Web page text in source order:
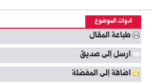
أدوات الموضوع
طباعة المقال
ارسل إلى صديق
اضافة إلى المفضلة